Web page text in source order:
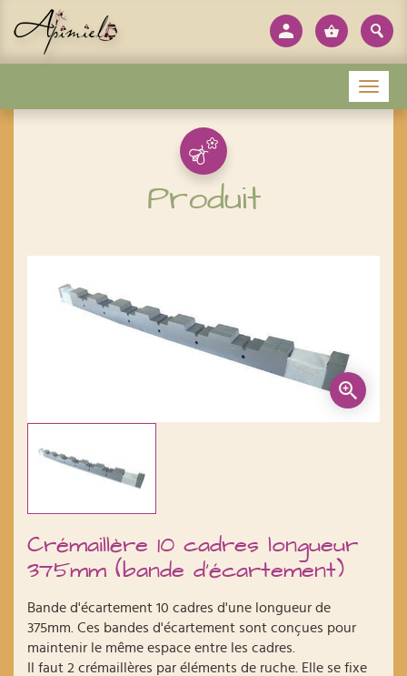
Produit
Crémaillère 10 cadres longueur
375mm (bande d'écartement)
Bande d'écartement 10 cadres d'une longueur de
375mm. Ces bandes d'écartement sont conçues pour
maintenir le même espace entre les cadres.
Il faut 2 crémaillères par éléments de ruche. Elle se fixe
Menu
Panneau de gestion des cookies